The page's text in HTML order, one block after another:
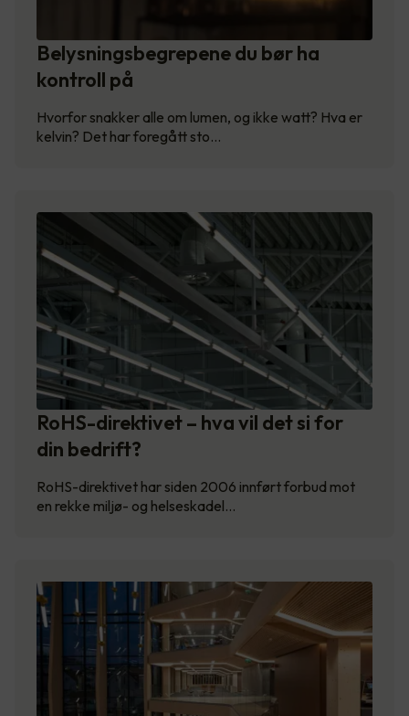
Belysningsbegrepene du bør ha
kontroll på
Hvorfor snakker alle om lumen, og ikke watt? Hva er
kelvin? Det har foregått sto…
RoHS-direktivet – hva vil det si for
din bedrift?
RoHS-direktivet har siden 2006 innført forbud mot
en rekke miljø- og helseskadel…